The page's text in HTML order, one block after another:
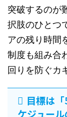
突破するのが
択肢のひとつ
アの残り時間
制度も組み合
回りを防ぐカ
目標は
ケジュー